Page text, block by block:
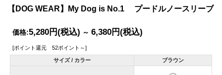
【DOG WEAR】My Dog is No.1 プードルノースリーブ
価格:5,280円(税込) ～ 6,380円(税込)
[ポイント還元 52ポイント～]
サイズ / カラー ブラウン